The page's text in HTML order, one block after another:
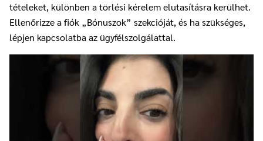
tételeket, különben a törlési kérelem elutasításra kerülhet.
Ellenőrizze a fiók „Bónuszok” szekcióját, és ha szükséges,
lépjen kapcsolatba az ügyfélszolgálattal.